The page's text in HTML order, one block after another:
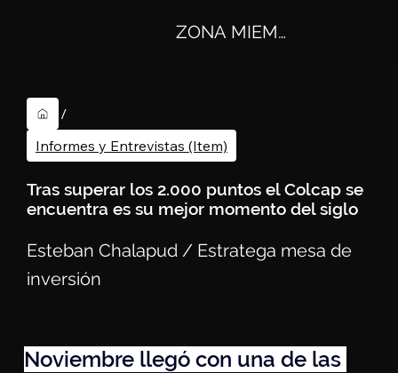
ZONA MIEMBROS
/
Informes y Entrevistas (Item)
Tras superar los 2.000 puntos el Colcap se
encuentra es su mejor momento del siglo
Esteban Chalapud / Estratega mesa de
inversión
Noviembre llegó con una de las